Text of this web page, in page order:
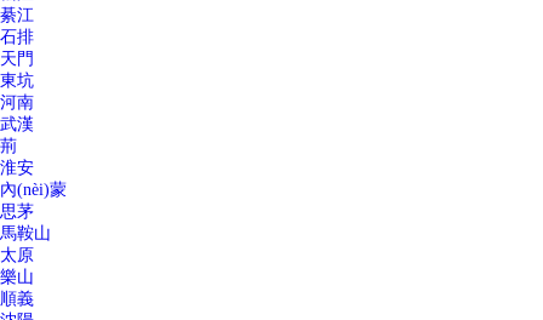
綦江
石排
天門
東坑
河南
武漢
荊
淮安
內(nèi)蒙
思茅
馬鞍山
太原
樂山
順義